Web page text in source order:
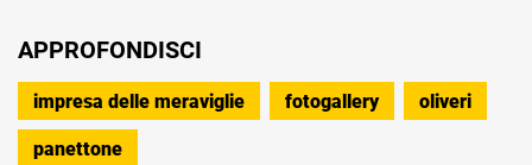
APPROFONDISCI
impresa delle meraviglie fotogallery oliveri
panettone